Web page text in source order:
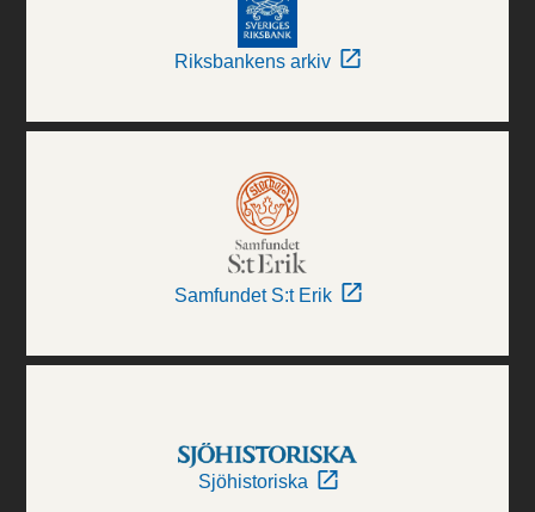
Riksbankens arkiv
Samfundet S:t Erik
Sjöhistoriska